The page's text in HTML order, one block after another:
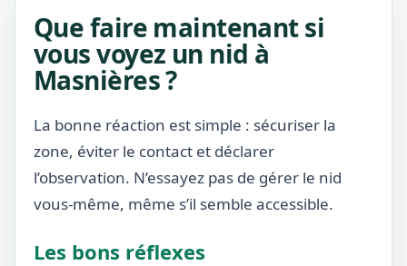
Que faire maintenant si
vous voyez un nid à
Masnières ?
La bonne réaction est simple : sécuriser la
zone, éviter le contact et déclarer
l’observation. N’essayez pas de gérer le nid
vous-même, même s’il semble accessible.
Les bons réflexes